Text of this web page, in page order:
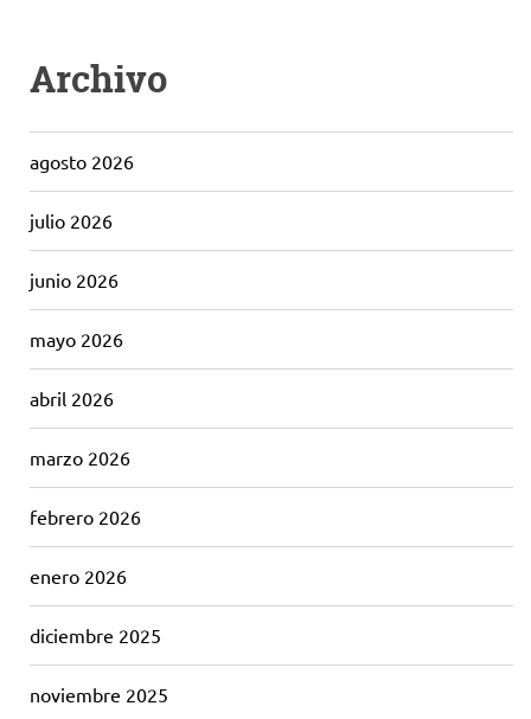
Archivo
agosto 2026
julio 2026
junio 2026
mayo 2026
abril 2026
marzo 2026
febrero 2026
enero 2026
diciembre 2025
noviembre 2025